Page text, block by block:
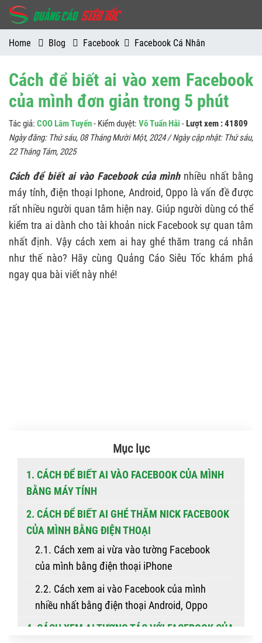
Home Blog Facebook Facebook Cá Nhân
Cách để biết ai vào xem Facebook
của mình đơn giản trong 5 phút
Tác giả: COO Lâm Tuyến- Kiểm duyệt: Võ Tuấn Hải -Lượt xem : 41809
Ngày đăng: Thứ sáu, 08 Tháng Mười Một, 2024/ Ngày cập nhật: Thứ sáu,
22 Tháng Tám, 2025
Cách để biết ai vào Facebook của mìnhnhiều nhất bằng
máy tính, điện thoại Iphone, Android, Oppo là vấn đề được
rất nhiều người quan tâm hiện nay. Giúp người dùng có thể
kiểm tra ai dành cho tài khoản nick Facebook sự quan tâm
nhất định. Vậy cách xem ai hay ghé thăm trang cá nhân
như thế nào? Hãy cùng Quảng Cáo Siêu Tốc khám phá
ngay qua bài viết này nhé!
Mục lục
1. CÁCH ĐỂ BIẾT AI VÀO FACEBOOK CỦA MÌNH
BẰNG MÁY TÍNH
2. CÁCH ĐỂ BIẾT AI GHÉ THĂM NICK FACEBOOK
CỦA MÌNH BẰNG ĐIỆN THOẠI
2.1. Cách xem ai vừa vào tường Facebook
của mình bằng điện thoại iPhone
2.2. Cách xem ai vào Facebook của mình
nhiều nhất bằng điện thoại Android, Oppo
4. CÁCH XEM AI TƯƠNG TÁC VỚI FACEBOOK CỦA